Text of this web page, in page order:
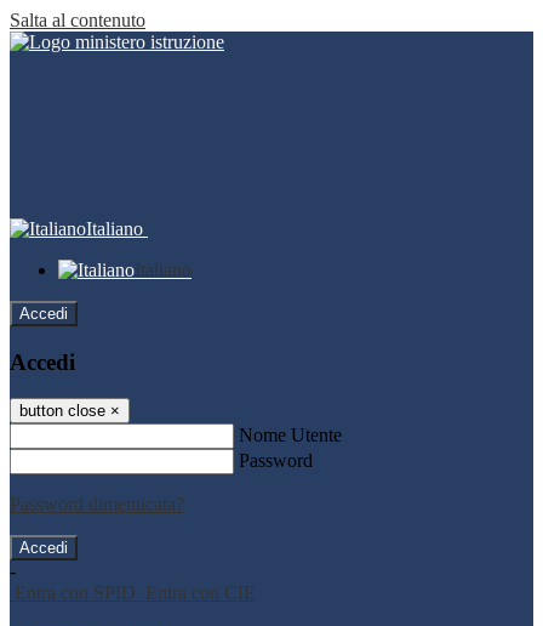
Salta al contenuto
Italiano
Italiano
Accedi
Accedi
button close ×
Nome Utente
Password
Password dimenticata?
-
Entra con SPID Entra con CIE